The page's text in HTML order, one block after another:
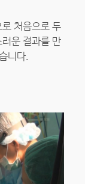
처음으로 두
운 결과를 만
니다.